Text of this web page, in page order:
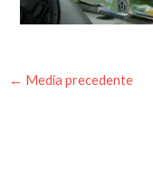
← Media precedente